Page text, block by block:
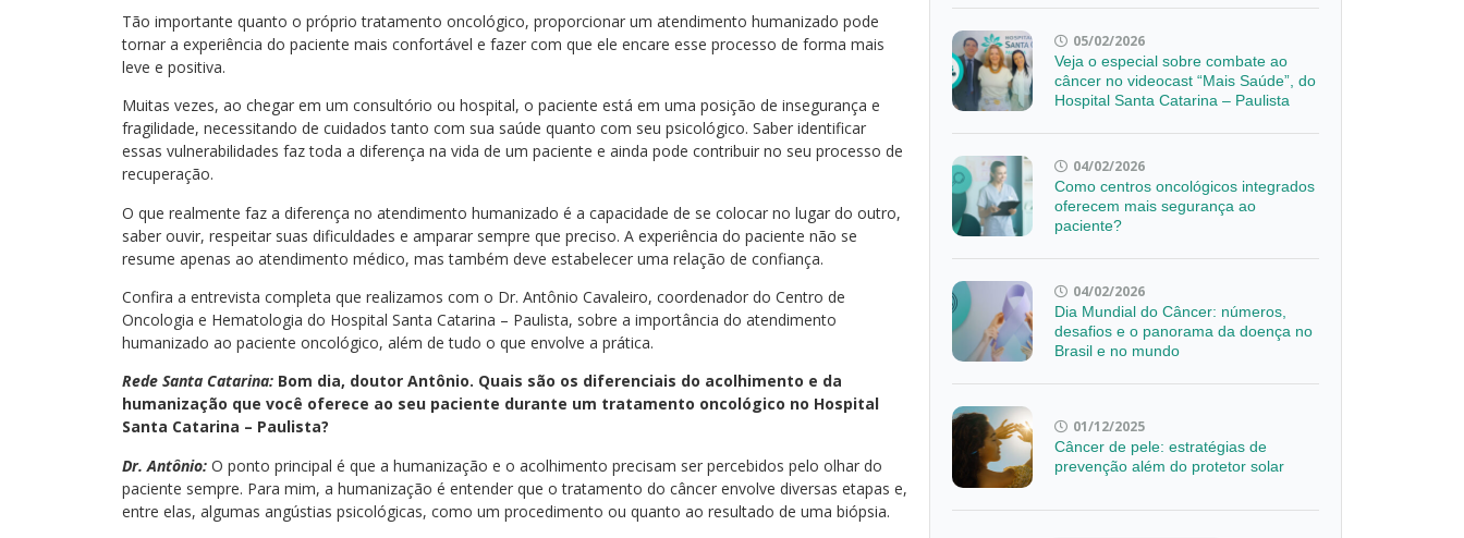
Tão importante quanto o próprio tratamento oncológico, proporcionar um atendimento humanizado pode
tornar a experiência do paciente mais confortável e fazer com que ele encare esse processo de forma mais
leve e positiva.
Muitas vezes, ao chegar em um consultório ou hospital, o paciente está em uma posição de insegurança e
fragilidade, necessitando de cuidados tanto com sua saúde quanto com seu psicológico. Saber identificar
essas vulnerabilidades faz toda a diferença na vida de um paciente e ainda pode contribuir no seu processo de
recuperação.
O que realmente faz a diferença no atendimento humanizado é a capacidade de se colocar no lugar do outro,
saber ouvir, respeitar suas dificuldades e amparar sempre que preciso. A experiência do paciente não se
resume apenas ao atendimento médico, mas também deve estabelecer uma relação de confiança.
Confira a entrevista completa que realizamos com o Dr. Antônio Cavaleiro, coordenador do Centro de
Oncologia e Hematologia do Hospital Santa Catarina – Paulista, sobre a importância do atendimento
humanizado ao paciente oncológico, além de tudo o que envolve a prática.
Rede Santa Catarina: Bom dia, doutor Antônio. Quais são os diferenciais do acolhimento e da
humanização que você oferece ao seu paciente durante um tratamento oncológico no Hospital
Santa Catarina – Paulista?
Dr. Antônio: O ponto principal é que a humanização e o acolhimento precisam ser percebidos pelo olhar do
paciente sempre. Para mim, a humanização é entender que o tratamento do câncer envolve diversas etapas e,
entre elas, algumas angústias psicológicas, como um procedimento ou quanto ao resultado de uma biópsia.
05/02/2026
Veja o especial sobre combate ao
câncer no videocast “Mais Saúde”, do
Hospital Santa Catarina – Paulista
04/02/2026
Como centros oncológicos integrados
oferecem mais segurança ao
paciente?
04/02/2026
Dia Mundial do Câncer: números,
desafios e o panorama da doença no
Brasil e no mundo
01/12/2025
Câncer de pele: estratégias de
prevenção além do protetor solar